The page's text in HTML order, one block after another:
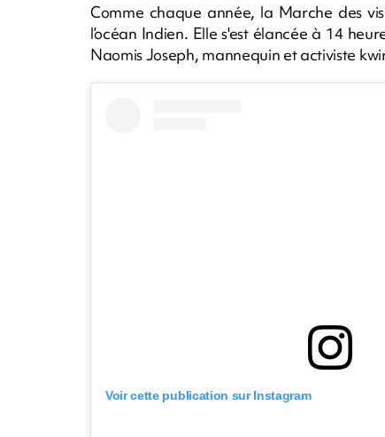
Comme chaque année, la Marche des
l’océan Indien. Elle s'est élancée à 14
Naomis Joseph, mannequin et activiste
Voir cette publication sur Instagram